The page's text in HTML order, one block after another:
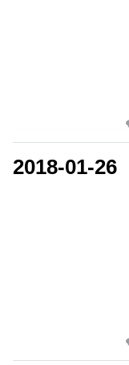
2018-01-26